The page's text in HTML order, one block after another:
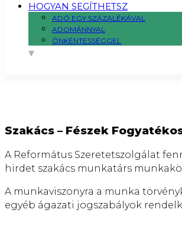
HOGYAN SEGÍTHETSZ
ADÓ EGY SZÁZALÉKÁVAL
ADOMÁNNYAL
ÖNKÉNTESSÉGGEL
Szakács – Fészek
A Református Szeretetszolgálat
hirdet szakács munkatárs
A munkaviszonyra a munka
egyéb ágazati jogszabályok